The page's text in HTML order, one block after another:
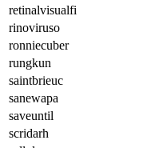
retinalvisualfi
rinoviruso
ronniecuber
rungkun
saintbrieuc
sanewapa
saveuntil
scridarh